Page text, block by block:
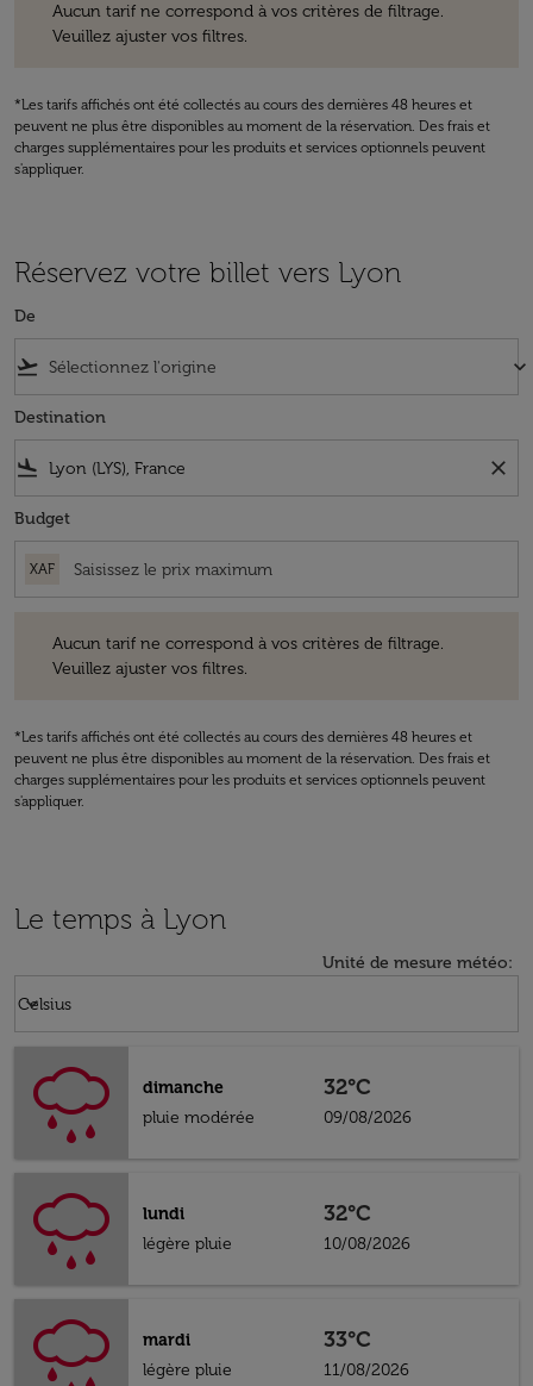
Aucun tarif ne correspond à vos critères de filtrage.
Veuillez ajuster vos filtres.
*Les tarifs affichés ont été collectés au cours des dernières 48 heures et
peuvent ne plus être disponibles au moment de la réservation. Des frais et
charges supplémentaires pour les produits et services optionnels peuvent
s'appliquer.
Réservez votre billet vers Lyon
De
flight_takeoff keyboard_arrow_down
Destination
flight_land close
Budget
XAF
Aucun tarif ne correspond à vos critères de filtrage.
Veuillez ajuster vos filtres.
*Les tarifs affichés ont été collectés au cours des dernières 48 heures et
peuvent ne plus être disponibles au moment de la réservation. Des frais et
charges supplémentaires pour les produits et services optionnels peuvent
s'appliquer.
Le temps à Lyon
Unité de mesure météo:
Celsius
keyboard_arrow_down
dimanche
pluie modérée
32°C
09/08/2026
lundi
légère pluie
32°C
10/08/2026
mardi
légère pluie
33°C
11/08/2026